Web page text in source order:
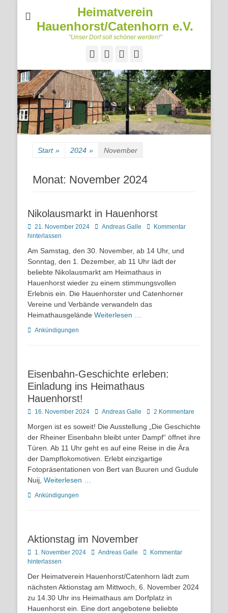
Heimatverein
Hauenhorst/Catenhorn e.V.
"Unser Dorf soll schöner werden!"
FacebookGoogleplus
Start » 2024 » November
Monat: November 2024
Nikolausmarkt in Hauenhorst
Posted
on
21. November 2024 AutorAndreas Galle
Kommentar
hinterlassen
Am Samstag, den 30. November, ab 14 Uhr, und
Sonntag, den 1. Dezember, ab 11 Uhr lädt der
beliebte Nikolausmarkt am Heimathaus in
Hauenhorst wieder zu einem stimmungsvollen
Erlebnis ein. Die Hauenhorster und Catenhorner
Vereine und Verbände verwandeln das
Heimathausgelände Weiterlesen …
Kategorien
Ankündigungen
Eisenbahn-Geschichte erleben:
Einladung ins Heimathaus
Hauenhorst!
Posted
16. November 2024 AutorAndreas Galle 2 Kommentare
Morgen ist es soweit! Die Ausstellung „Die Geschichte
der Rheiner Eisenbahn bleibt unter Dampf“ öffnet ihre
Türen. Ab 11 Uhr geht es auf eine Reise in die Ära
der Dampflokomotiven. Erlebt einzigartige
Fotopräsentationen von Bert van Buuren und Gudule
Nuij, Weiterlesen …
Kategorien
Ankündigungen
Aktionstag im November
Posted
on
1. November 2024 AutorAndreas Galle
Kommentar
hinterlassen
Der Heimatverein Hauenhorst/Catenhorn lädt zum
nächsten Aktionstag am Mittwoch, 6. November 2024
zu 14.30 Uhr ins Heimathaus am Dorfplatz in
Hauenhorst ein. Eine dort angebotene beliebte